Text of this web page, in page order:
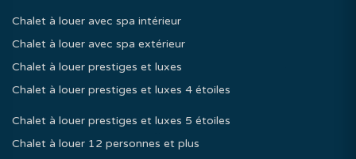
Chalet à louer avec spa intérieur
Chalet à louer avec spa extérieur
Chalet à louer prestiges et luxes
Chalet à louer prestiges et luxes 4 étoiles
Chalet à louer prestiges et luxes 5 étoiles
Chalet à louer 12 personnes et plus